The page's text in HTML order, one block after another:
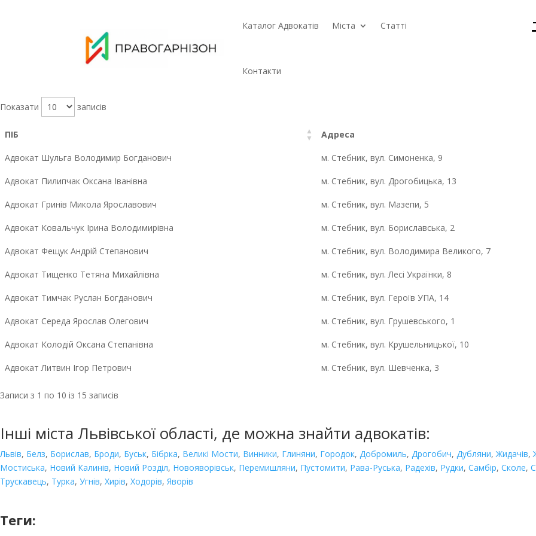
Каталог Адвокатів Міста Статті
Контакти
Показати записів
ПІБ Адреса
Адвокат Шульга Володимир Богданович м. Стебник, вул. Симоненка, 9
Адвокат Пилипчак Оксана Іванівна м. Стебник, вул. Дрогобицька, 13
Адвокат Гринів Микола Ярославович м. Стебник, вул. Мазепи, 5
Адвокат Ковальчук Ірина Володимирівна м. Стебник, вул. Бориславська, 2
Адвокат Фещук Андрій Степанович м. Стебник, вул. Володимира Великого, 7
Адвокат Тищенко Тетяна Михайлівна м. Стебник, вул. Лесі Українки, 8
Адвокат Тимчак Руслан Богданович м. Стебник, вул. Героїв УПА, 14
Адвокат Середа Ярослав Олегович м. Стебник, вул. Грушевського, 1
Адвокат Колодій Оксана Степанівна м. Стебник, вул. Крушельницької, 10
Адвокат Литвин Ігор Петрович м. Стебник, вул. Шевченка, 3
Записи з 1 по 10 із 15 записів
Інші міста Львівської області, де можна знайти адвокатів:
Львів, Белз, Борислав, Броди, Буськ, Бібрка, Великі Мости, Винники, Глиняни, Городок, Добромиль, Дрогобич, Дубляни,Жидачів,
Мостиська, Новий Калинів, Новий Розділ, Новояворівськ, Перемишляни, Пустомити, Рава-Руська, Радехів, Рудки, Самбір, Сколе,
Трускавець, Турка, Угнів, Хирів, Ходорів, Яворів
Теги: